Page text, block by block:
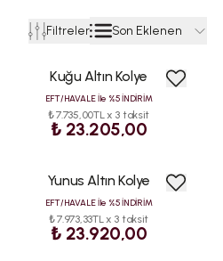
Filtreler Son Eklenen
Kuğu Altın Kolye
EFT/HAVALE İle %5 İNDİRİM
₺ 7.735,00TL x 3 taksit
₺ 23.205,00
Yunus Altın Kolye
EFT/HAVALE İle %5 İNDİRİM
₺ 7.973,33TL x 3 taksit
₺ 23.920,00